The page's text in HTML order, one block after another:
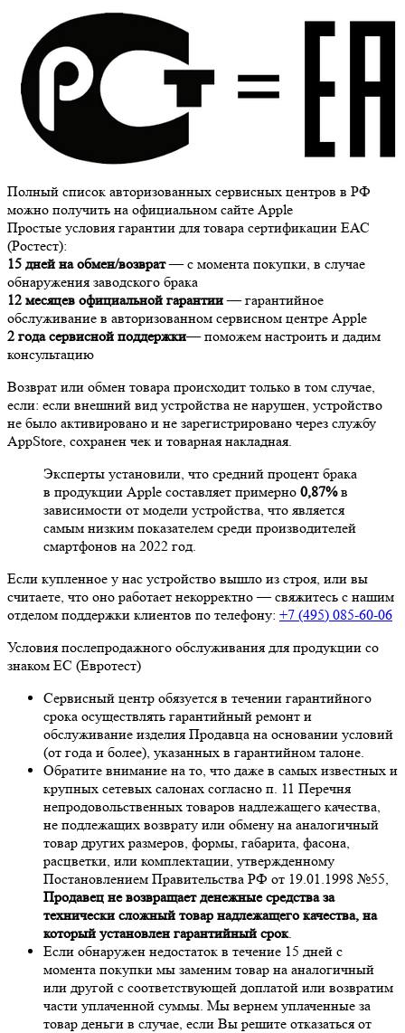
Полный список авторизованных сервисных центров в РФ
можно получить на официальном сайте Apple
Простые условия гарантии для товара сертификации ЕАС
(Ростест):
15 дней на обмен/возврат— с момента покупки, в случае
обнаружения заводского брака
12 месяцев официальной гарантии— гарантийное
обслуживание в авторизованном сервисном центре Apple
2 года сервисной поддержки— поможем настроить и дадим
консультацию
Возврат или обмен товара происходит только в том случае,
если: если внешний вид устройства не нарушен, устройство
не было активировано и не зарегистрировано через службу
AppStore, сохранен чек и товарная накладная.
Эксперты установили, что средний процент брака
в продукции Apple составляет примерно 0,87%в
зависимости от модели устройства, что является
самым низким показателем среди производителей
смартфонов на 2022 год.
Если купленное у нас устройство вышло из строя, или вы
считаете, что оно работает некорректно — свяжитесь с нашим
отделом поддержки клиентов по телефону: +7 (495) 085-60-06
Условия послепродажного обслуживания для продукции со
знаком ЕС (Евротест)
Сервисный центр обязуется в течении гарантийного
срока осуществлять гарантийный ремонт и
обслуживание изделия Продавца на основании условий
(от года и более), указанных в гарантийном талоне.
Обратите внимание на то, что даже в самых известных и
крупных сетевых салонах согласно п. 11 Перечня
непродовольственных товаров надлежащего качества,
не подлежащих возврату или обмену на аналогичный
товар других размеров, формы, габарита, фасона,
расцветки, или комплектации, утвержденному
Постановлением Правительства РФ от 19.01.1998 №55,
Продавец не возвращает денежные средства за
технически сложный товар надлежащего качества, на
который установлен гарантийный срок.
Если обнаружен недостаток в течение 15 дней с
момента покупки мы заменим товар на аналогичный
или другой с соответствующей доплатой или возвратим
части уплаченной суммы. Мы вернем уплаченные за
товар деньги в случае, если Вы решите отказаться от